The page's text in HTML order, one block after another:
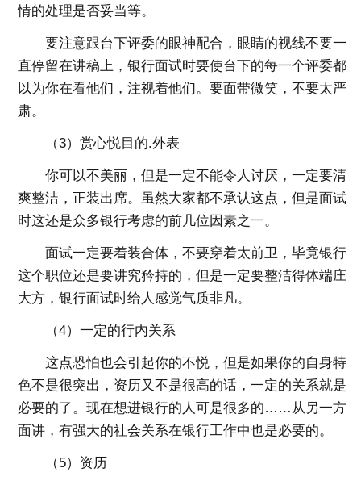
情的处理是否妥当等。
要注意跟台下评委的眼神配合，眼睛的视线不要一
直停留在讲稿上，银行面试时要使台下的每一个评委都
以为你在看他们，注视着他们。要面带微笑，不要太严
肃。
（3）赏心悦目的.外表
你可以不美丽，但是一定不能令人讨厌，一定要清
爽整洁，正装出席。虽然大家都不承认这点，但是面试
时这还是众多银行考虑的前几位因素之一。
面试一定要着装合体，不要穿着太前卫，毕竟银行
这个职位还是要讲究矜持的，但是一定要整洁得体端庄
大方，银行面试时给人感觉气质非凡。
（4）一定的行内关系
这点恐怕也会引起你的不悦，但是如果你的自身特
色不是很突出，资历又不是很高的话，一定的关系就是
必要的了。现在想进银行的人可是很多的……从另一方
面讲，有强大的社会关系在银行工作中也是必要的。
（5）资历